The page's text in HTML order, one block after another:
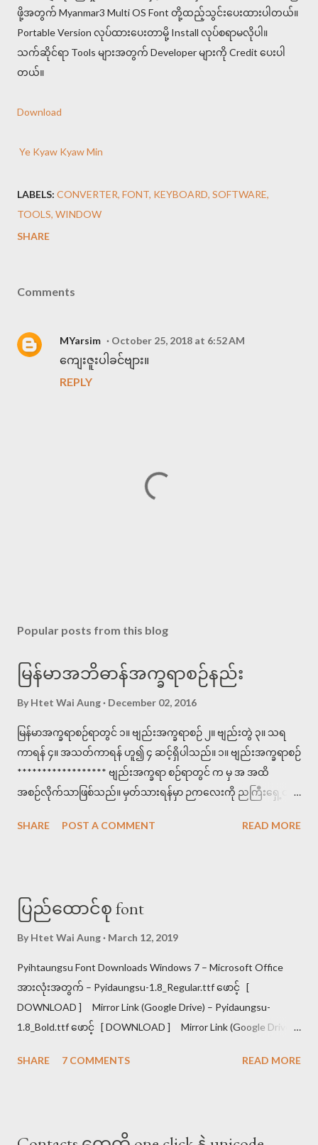
ဖို့အတွက် Myanmar3 Multi OS Font တို့ထည့်သွင်းပေးထားပါတယ်။
Portable Version လုပ်ထားပေးတာမို့ Install လုပ်စရာမလိုပါ။
သက်ဆိုင်ရာ Tools များအတွက် Developer များကို Credit ပေးပါ
တယ်။
Download
Ye Kyaw Kyaw Min
LABELS: CONVERTER FONT KEYBOARD SOFTWARE
TOOLS WINDOW
SHARE
Comments
MYarsim October 25, 2018 at 6:52 AM
ကျေးဇူးပါခင်ဗျား။
REPLY
s
C
o
m
e
n
t
Popular posts from this blog
မြန်မာအဘိဓာန်အက္ခရာစဉ်နည်း
By Htet Wai Aung December 02, 2016
မြန်မာအက္ခရာစဉ်ရာတွင် ၁။ ဗျည်းအက္ခရာစဉ် ၂။ ဗျည်းတွဲ ၃။ သရ
ကာရန် ၄။ အသတ်ကာရန် ဟူ၍ ၄ ဆင့်ရှိပါသည်။ ၁။ ဗျည်းအက္ခရာစဉ်
****************** ဗျည်းအက္ခရာ စဉ်ရာတွင် က မှ အ အထိ
အစဉ်လိုက်သာဖြစ်သည်။ မှတ်သားရန်မှာ ဉကလေးကို ညကြီးရှေ့တွင်
အက္ခရာစဉ်ကြည့်ပါ။ အိတ်ကပ်၊ ခါသာ၊ မာလာ၊ ငါးသိုင်း၊ ဉာဏ၊ ည
ယ၊ရ၊ဝ၊ဟ အစဉ်လိုက်အတိုင်းစဉ်ရသည်။ ကျ၊ကြ၊ကှ၊ကွ။ ကျွ၊ ကြွ။
ကြွ=က ရ ဝ ကျှ=က ယ ဟ။ ကြှ=က ရ ဟ။ ကွှ=က ဝ ဟ ကျွှ=က ယ ဝ
ဟ။ ကြွှ=က ရ ဝ ဟ ဖြစ်ပါသည်။ ဥပမာ >>>မျောက်ကြီး၊ မွဲတေ၊
မျှတ၊ မြို့မ၊ မှတ်ခြင်၊ မြွေပါ၊ မွှေးပျံ့။ မျောက်ကြီး၊ မြို့မ၊ မွဲတေ၊ မှတ်
ခြင်၊ မြွေပါ၊ မျှတ၊ မွှေးပျံ့။ <<< ...
SHARE POST A COMMENT READ MORE
ပြည်ထောင်စု font
By Htet Wai Aung March 12, 2019
Pyihtaungsu Font Downloads Windows 7 – Microsoft Office
အားလုံးအတွက် – Pyidaungsu-1.8_Regular.ttf ဖောင့် [
DOWNLOAD ] Mirror Link (Google Drive) – Pyidaungsu-
1.8_Bold.ttf ဖောင့် [ DOWNLOAD ] Mirror Link (Google Drive)
Pyidaungsu-2.5_Regular.ttf ဖောင့် [ DOWNLOAD ] Mirror Link
SHARE 7 COMMENTS READ MORE